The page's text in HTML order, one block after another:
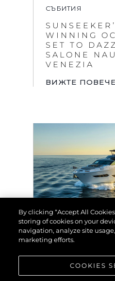
СЪБИТИЯ
WINNING
SET TO
SALONE
VENEZIA
ВИЖТЕ ПОВЕЧЕ
СЪБИТИЯ
SUNSEEKER
MOTOR
By clicking “Accept All
storing of cookies on your
navigation, analyze site
marketing efforts.
COOKIES